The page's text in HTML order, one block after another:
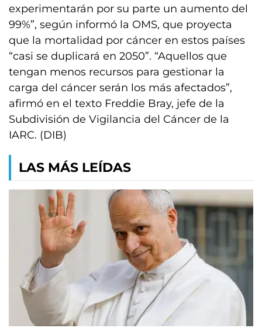
experimentarán por su parte un aumento del
99%”, según informó la OMS, que proyecta
que la mortalidad por cáncer en estos países
“casi se duplicará en 2050”. “Aquellos que
tengan menos recursos para gestionar la
carga del cáncer serán los más afectados”,
afirmó en el texto Freddie Bray, jefe de la
Subdivisión de Vigilancia del Cáncer de la
IARC. (DIB)
LAS MÁS LEÍDAS